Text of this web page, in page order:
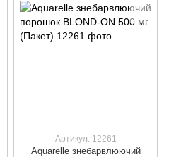
для волосся 25 мл.)
Артикул: 12261
Aquarelle знебарвлюючий